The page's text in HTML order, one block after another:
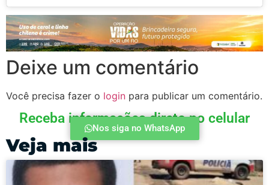
Deixe um comentário
Você precisa fazer o login para publicar um comentário.
Receba informações direto no celular
Nos siga no WhatsApp
Veja mais